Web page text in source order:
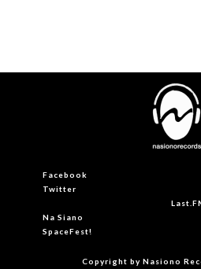
Facebook
Twitter
Na Siano
SpaceFest!
Copyright by Nasiono